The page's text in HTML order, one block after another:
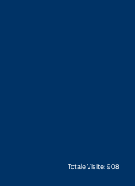
Totale Visite: 908